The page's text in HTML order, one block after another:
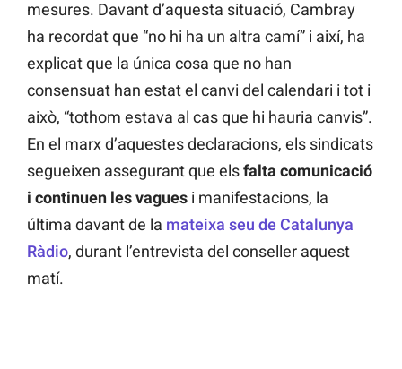
mesures. Davant d’aquesta situació, Cambray
ha recordat que “no hi ha un altra camí” i així, ha
explicat que la única cosa que no han
consensuat han estat el canvi del calendari i tot i
això, “tothom estava al cas que hi hauria canvis”.
En el marx d’aquestes declaracions, els sindicats
segueixen assegurant que elsfalta comunicació
i continuen les vagues i manifestacions, la
última davant de la mateixa seu de Catalunya
Ràdio, durant l’entrevista del conseller aquest
matí.